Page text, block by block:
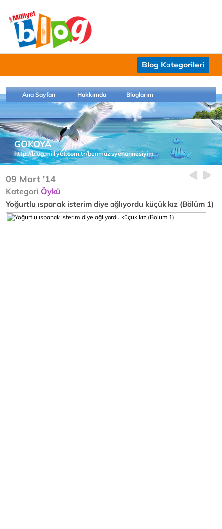
Blog Kategorileri
Ana Sayfam Hakkımda Bloglarım
GOKOYA
http://blog.milliyet.com.tr/benmuzisyenannesiyim
09 Mart '14
Kategori Öykü
Yoğurtlu ıspanak isterim diye ağlıyordu küçük kız (Bölüm 1)